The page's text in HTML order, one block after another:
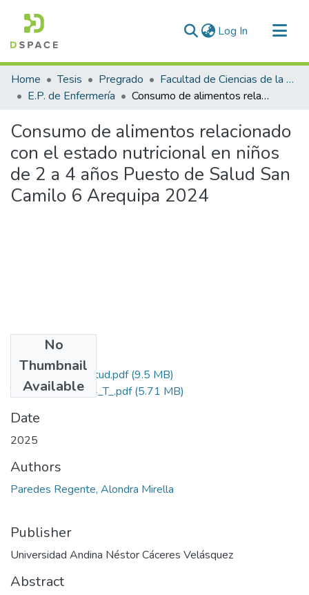
Log In (current)
Communities & Collections
All of DSpace
Home Tesis Pregrado
Facultad de Ciencias de la Salud
E.P. de Enfermería
Consumo de alimentos relacionado con el estado nutricional en niños de 2 a 4 años Puesto de Salud San Camilo 6 Arequipa 2024
Consumo de alimentos relacionado
con el estado nutricional en niños
de 2 a 4 años Puesto de Salud San
Camilo 6 Arequipa 2024
No
Thumbnail
Available
Grado de Similitud.pdf(9.5 MB)
T036_75317964_T_.pdf(5.71 MB)
Date
2025
Authors
Paredes Regente, Alondra Mirella
Publisher
Universidad Andina Néstor Cáceres Velásquez
Abstract